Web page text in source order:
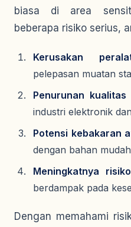
biasa di area
beberapa risiko serius,
Kerusakan
pelepasan muatan
Penurunan kualitas
industri elektronik
Potensi kebakaran
dengan bahan
Meningkatnya
berdampak pada
Dengan memahami